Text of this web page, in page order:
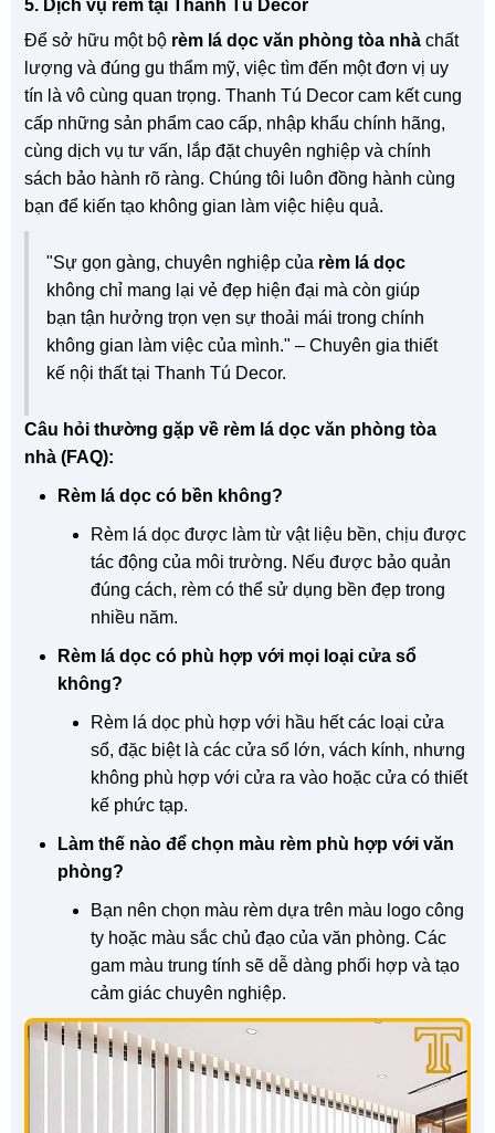
5. Dịch vụ rèm tại Thanh Tú Decor
Để sở hữu một bộ rèm lá dọc văn phòng tòa nhà chất
lượng và đúng gu thẩm mỹ, việc tìm đến một đơn vị uy
tín là vô cùng quan trọng. Thanh Tú Decor cam kết cung
cấp những sản phẩm cao cấp, nhập khẩu chính hãng,
cùng dịch vụ tư vấn, lắp đặt chuyên nghiệp và chính
sách bảo hành rõ ràng. Chúng tôi luôn đồng hành cùng
bạn để kiến tạo không gian làm việc hiệu quả.
"Sự gọn gàng, chuyên nghiệp của rèm lá dọc
không chỉ mang lại vẻ đẹp hiện đại mà còn giúp
bạn tận hưởng trọn vẹn sự thoải mái trong chính
không gian làm việc của mình." – Chuyên gia thiết
kế nội thất tại Thanh Tú Decor.
Câu hỏi thường gặp về rèm lá dọc văn phòng tòa
nhà (FAQ):
Rèm lá dọc có bền không?
Rèm lá dọc được làm từ vật liệu bền, chịu được
tác động của môi trường. Nếu được bảo quản
đúng cách, rèm có thể sử dụng bền đẹp trong
nhiều năm.
Rèm lá dọc có phù hợp với mọi loại cửa sổ
không?
Rèm lá dọc phù hợp với hầu hết các loại cửa
sổ, đặc biệt là các cửa sổ lớn, vách kính, nhưng
không phù hợp với cửa ra vào hoặc cửa có thiết
kế phức tạp.
Làm thế nào để chọn màu rèm phù hợp với văn
phòng?
Bạn nên chọn màu rèm dựa trên màu logo công
ty hoặc màu sắc chủ đạo của văn phòng. Các
gam màu trung tính sẽ dễ dàng phối hợp và tạo
cảm giác chuyên nghiệp.